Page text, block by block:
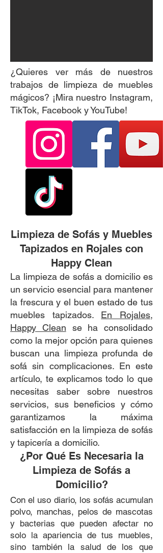
¿Quieres ver más de nuestros
trabajos de limpieza de muebles
mágicos? ¡Mira nuestro Instagram,
TikTok, Facebook y YouTube!
Limpieza de Sofás y Muebles
Tapizados en Rojales con
Happy Clean
La limpieza de sofás a domicilio es
un servicio esencial para mantener
la frescura y el buen estado de tus
muebles tapizados. En Rojales,
Happy Clean se ha consolidado
como la mejor opción para quienes
buscan una limpieza profunda de
sofá sin complicaciones. En este
artículo, te explicamos todo lo que
necesitas saber sobre nuestros
servicios, sus beneficios y cómo
garantizamos la máxima
satisfacción en la limpieza de sofás
y tapicería a domicilio.
¿Por Qué Es Necesaria la
Limpieza de Sofás a
Domicilio?
Con el uso diario, los sofás acumulan
polvo, manchas, pelos de mascotas
y bacterias que pueden afectar no
solo la apariencia de tus muebles,
sino también la salud de los que